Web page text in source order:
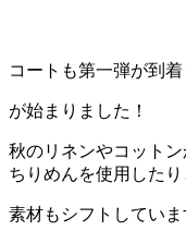
コートも第一弾が到
が始まりました！
秋のリネンやコット
ちりめんを使用したり
素材もシフトしていま